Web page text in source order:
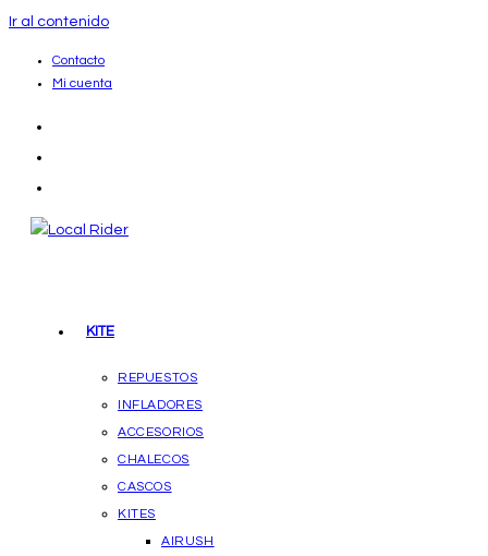
Ir al contenido
Contacto
Mi cuenta
KITE
REPUESTOS
INFLADORES
ACCESORIOS
CHALECOS
CASCOS
KITES
AIRUSH